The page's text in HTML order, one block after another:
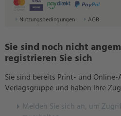
Nutzungsbedingungen AGB
Sie sind noch nicht
registrieren Sie sich
Sie sind bereits Print- und
Verlagsgruppe und haben Ihre
Melden Sie sich an, um